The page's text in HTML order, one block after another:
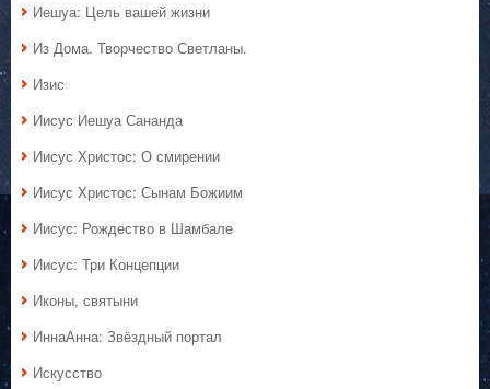
Иешуа: Цель вашей жизни
Из Дома. Творчество Светланы.
Изис
Иисус Иешуа Сананда
Иисус Христос: О смирении
Иисус Христос: Сынам Божиим
Иисус: Рождество в Шамбале
Иисус: Три Концепции
Иконы, святыни
ИннаАнна: Звёздный портал
Искусство